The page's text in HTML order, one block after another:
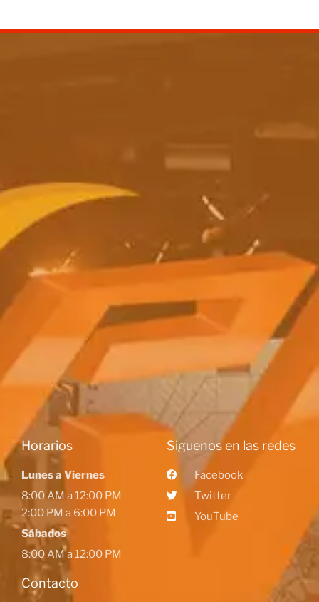
Horarios
Lunes a Viernes
8:00 AM a 12:00 PM
2:00 PM a 6:00 PM
Sábados
8:00 AM a 12:00 PM
Contacto
Siguenos en las redes
Facebook
Twitter
YouTube